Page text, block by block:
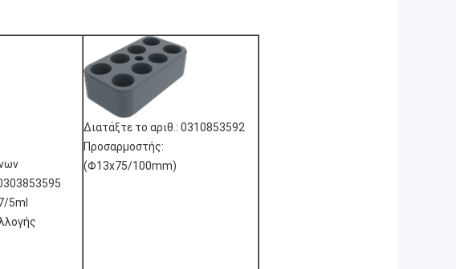
5ml
Διατάξτε το αριθ.: 0310853592
Προσαρμοστής:
(Φ13x75/100mm)